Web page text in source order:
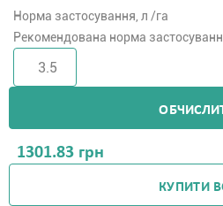
Норма застосування, л /га
Рекомендована норма
1301.83 грн
КУПИТИ